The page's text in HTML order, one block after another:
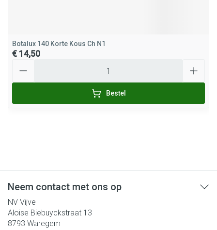
Botalux 140 Korte Kous Ch N1
€ 14,50
Bestel
Neem contact met ons op
NV Vijve
Aloise Biebuyckstraat 13
8793 Waregem